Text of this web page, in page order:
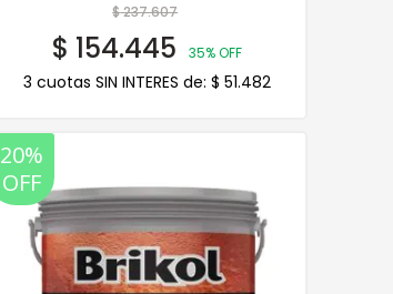
$237.607
$ 154.445 35% OFF
3 cuotas SIN INTERES de: $ 51.482
20%
OFF